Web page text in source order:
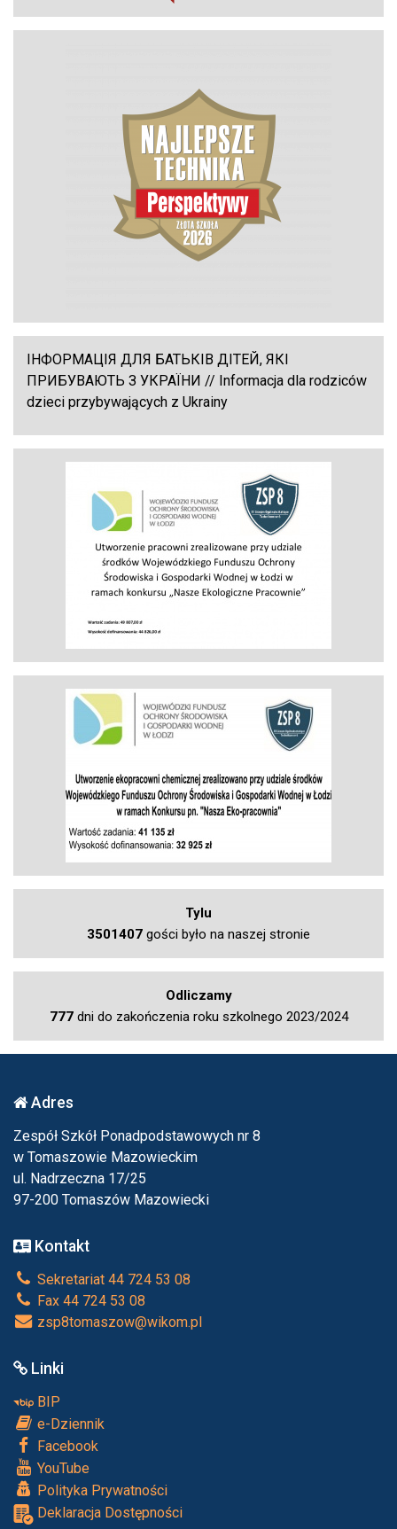
ІНФОРМАЦІЯ ДЛЯ БАТЬКІВ ДІТЕЙ, ЯКІ
ПРИБУВАЮТЬ З УКРАЇНИ // Informacja dla rodziców
dzieci przybywających z Ukrainy
Tylu
3501407 gości było na naszej stronie
Odliczamy
777dni do zakończenia roku szkolnego 2023/2024
Adres
Zespół Szkół Ponadpodstawowych nr 8
w Tomaszowie Mazowieckim
ul. Nadrzeczna 17/25
97-200 Tomaszów Mazowiecki
Kontakt
Sekretariat 44 724 53 08
Fax 44 724 53 08
zsp8tomaszow@wikom.pl
Linki
BIP
e-Dziennik
Facebook
YouTube
Polityka Prywatności
Deklaracja Dostępności